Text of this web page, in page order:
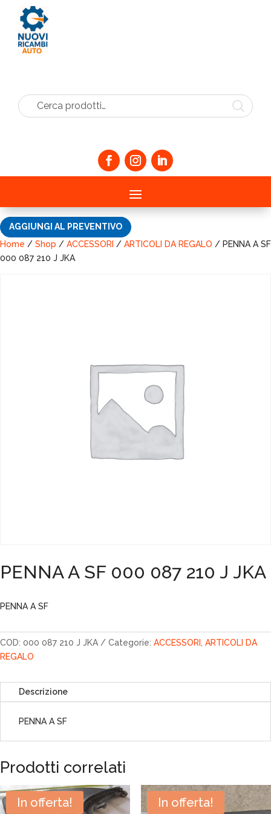
Cerca prodotti…
AGGIUNGI AL PREVENTIVO
Home / Shop / ACCESSORI / ARTICOLI DA REGALO / PENNA A SF
000 087 210 J JKA
PENNA A SF 000 087 210 J JKA
PENNA A SF
COD: 000 087 210 J JKA Categorie: ACCESSORI
ARTICOLI DA
REGALO
Descrizione
PENNA A SF
Prodotti correlati
In offerta! In offerta!